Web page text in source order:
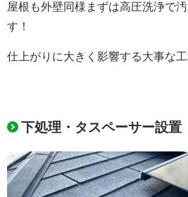
屋根も外壁同様まずは高圧洗浄で
す！
仕上がりに大きく影響する大事な工
下処理・タスペーサー設置